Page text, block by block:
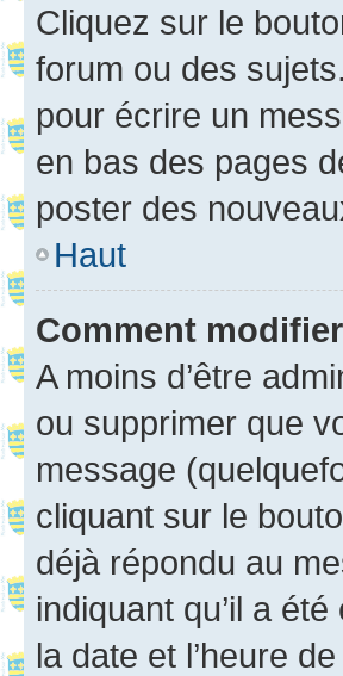
Cliquez sur le
forum ou des
pour écrire un
en bas des pages
poster des
Haut
Comment
A moins d’être
ou supprimer que
message
cliquant sur le
déjà répondu au
indiquant qu’il a
la date et l’heure